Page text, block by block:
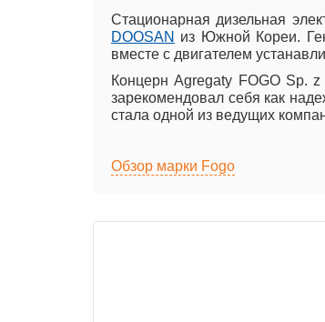
Стационарная дизельная
DOOSAN из Южной Кореи.
вместе с двигателем
Концерн Agregaty FOGO Sp.
зарекомендовал себя как
стала одной из ведущих
Обзор марки Fogo